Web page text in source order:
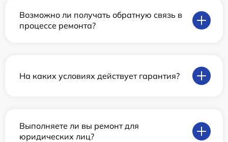
Возможно ли получать обратную связь в
процессе ремонта?
На каких условиях действует гарантия?
Выполняете ли вы ремонт для
юридических лиц?